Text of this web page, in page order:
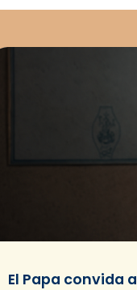
El Papa convida